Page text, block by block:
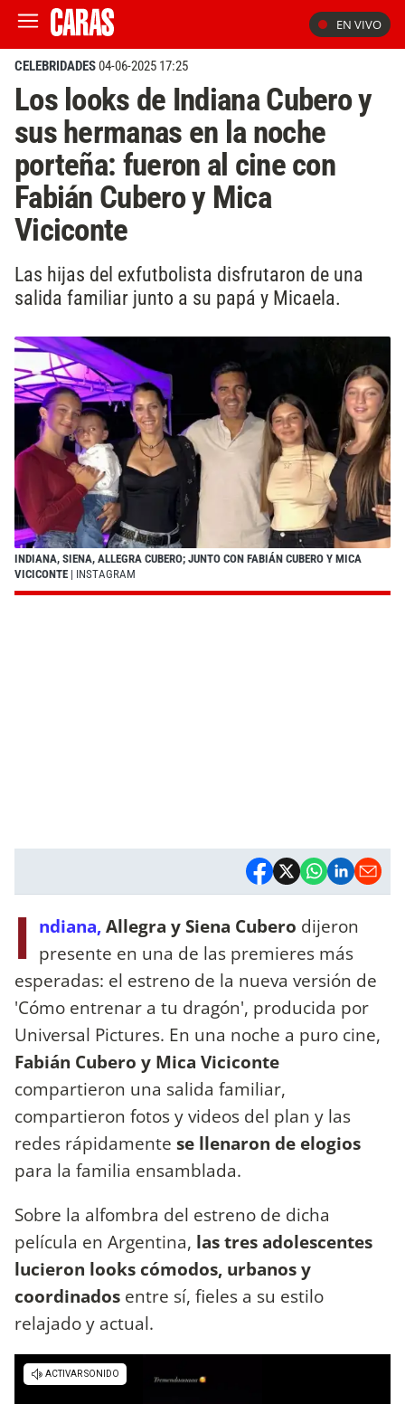
EN VIVO
CELEBRIDADES04-06-2025 17:25
Los looks de Indiana Cubero y
sus hermanas en la noche
porteña: fueron al cine con
Fabián Cubero y Mica
Viciconte
Las hijas del exfutbolista disfrutaron de una
salida familiar junto a su papá y Micaela.
INDIANA, SIENA, ALLEGRA CUBERO; JUNTO CON FABIÁN CUBERO Y MICA
VICICONTE | INSTAGRAM
I ndiana,Allegra y Siena Cubero dijeron
presente en una de las premieres más
esperadas: el estreno de la nueva versión de
'Cómo entrenar a tu dragón', producida por
Universal Pictures. En una noche a puro cine,
Fabián Cubero y Mica Viciconte
compartieron una salida familiar,
compartieron fotos y videos del plan y las
redes rápidamente se llenaron de elogios
para la familia ensamblada.
Sobre la alfombra del estreno de dicha
película en Argentina, las tres adolescentes
lucieron looks cómodos, urbanos y
coordinados entre sí, fieles a su estilo
relajado y actual.